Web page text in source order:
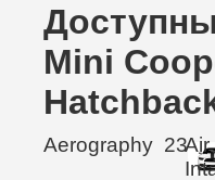
Mini
Aerography 23Air